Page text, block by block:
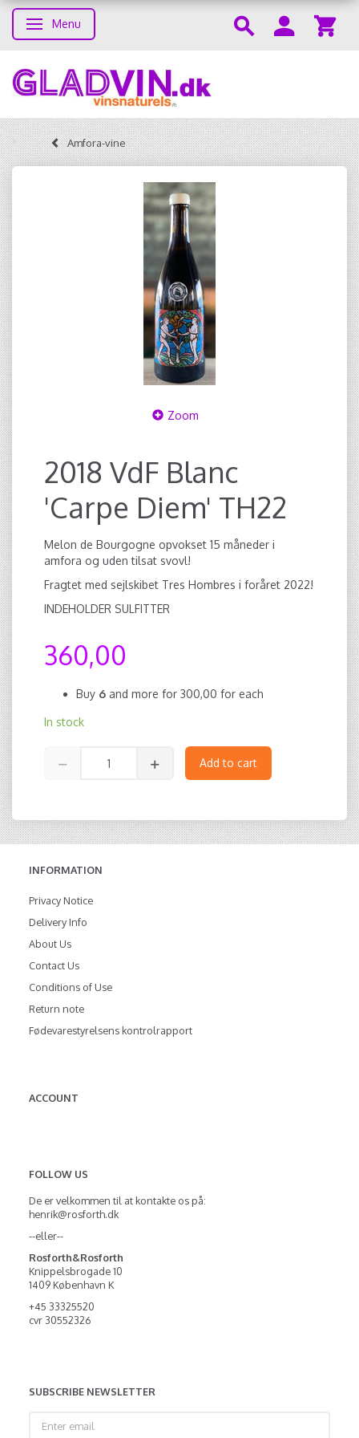
Toggle navigation
Menu
Amfora-vine
Zoom
2018 VdF Blanc
'Carpe Diem' TH22
Melon de Bourgogne opvokset 15 måneder i
amfora og uden tilsat svovl!
Fragtet med sejlskibet Tres Hombres i foråret 2022!
INDEHOLDER SULFITTER
360,00
Buy 6 and more for 300,00 for each
In stock
Add to cart
INFORMATION
Privacy Notice
Delivery Info
About Us
Contact Us
Conditions of Use
Return note
Fødevarestyrelsens kontrolrapport
ACCOUNT
FOLLOW US
De er velkommen til at kontakte os på:
henrik@rosforth.dk
--eller--
Rosforth&Rosforth
Knippelsbrogade 10
1409 København K
+45 33325520
cvr 30552326
SUBSCRIBE NEWSLETTER
email